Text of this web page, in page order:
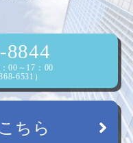
8844
00～17：00
6531）
ちら